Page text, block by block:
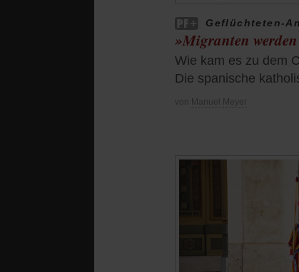
Geflüchteten-
»Migranten
Wie kam es zu dem
Die spanische
von Manuel Meyer